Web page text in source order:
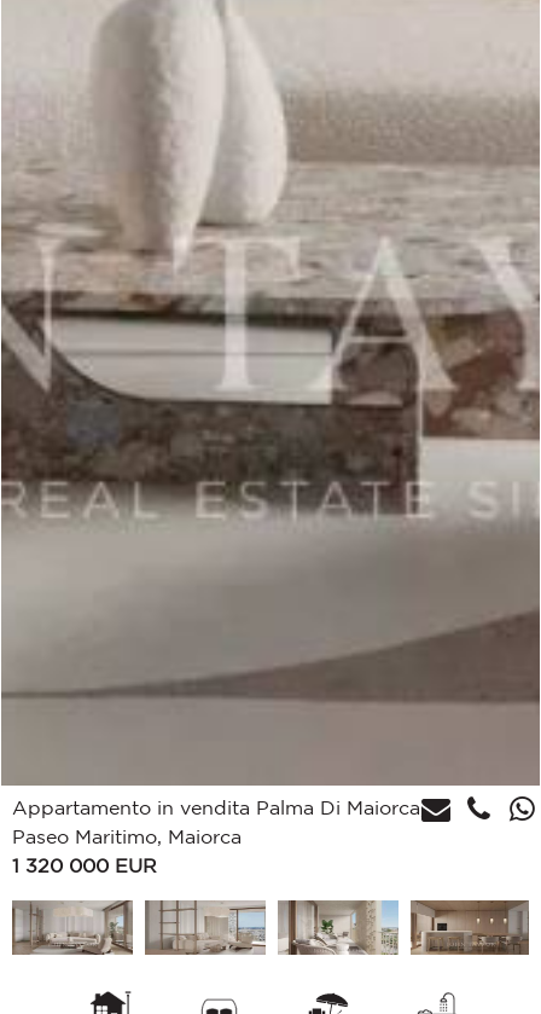
Appartamento in vendita Palma Di Maiorca,
Paseo Maritimo, Maiorca
1 320 000 EUR